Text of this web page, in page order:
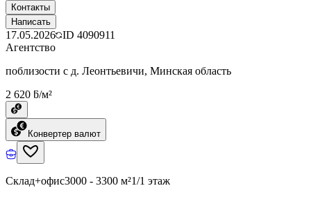
Контакты
Написать
17.05.2026 ID 4090911
Агентство
поблизости с д. Леонтьевичи, Минская область
2 620 ƃ/м²
Конвертер валют
Склад+офис3000 - 3300 м²1/1 этаж